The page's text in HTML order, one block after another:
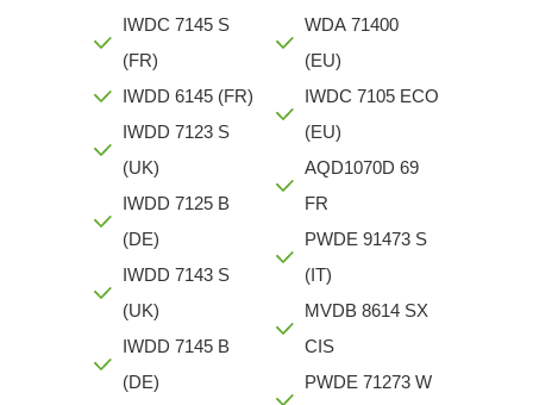
IWDC 7145 S
(FR)
IWDD 6145 (FR)
IWDD 7123 S
(UK)
IWDD 7125 B
(DE)
IWDD 7143 S
(UK)
IWDD 7145 B
(DE)
WDA 71400
(EU)
IWDC 7105 ECO
(EU)
AQD1070D 69
FR
PWDE 91473 S
(IT)
MVDB 8614 SX
CIS
PWDE 71273 W